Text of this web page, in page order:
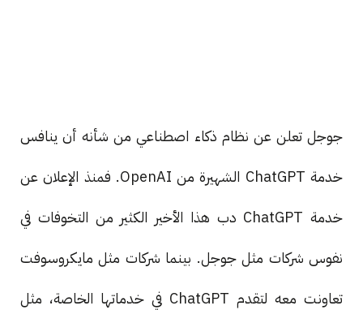
جوجل تعلن عن نظام ذكاء اصطناعي من شأنه أن ينافس
خدمة ChatGPT الشهيرة من OpenAI. فمنذ الإعلان عن
خدمة ChatGPT دب هذا الأخير الكثير من التخوفات في
نفوس شركات مثل جوجل. بينما شركات مثل مايكروسوفت
تعاونت معه لتقدم ChatGPT في خدماتها الخاصة، مثل